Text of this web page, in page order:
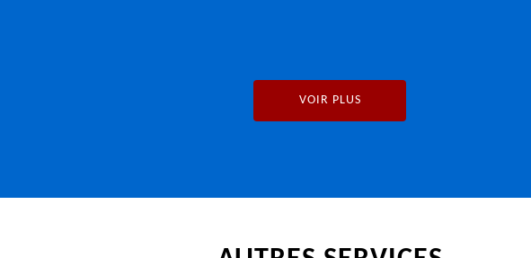
VOIR PLUS